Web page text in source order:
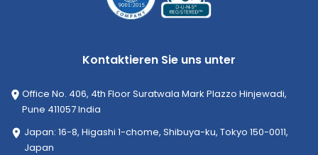
Kontaktieren Sie uns unter
Office No. 406, 4th Floor Suratwala Mark Plazzo Hinjewadi,
Pune 411057 India
Japan: 16-8, Higashi 1-chome, Shibuya-ku, Tokyo 150-0011,
Japan